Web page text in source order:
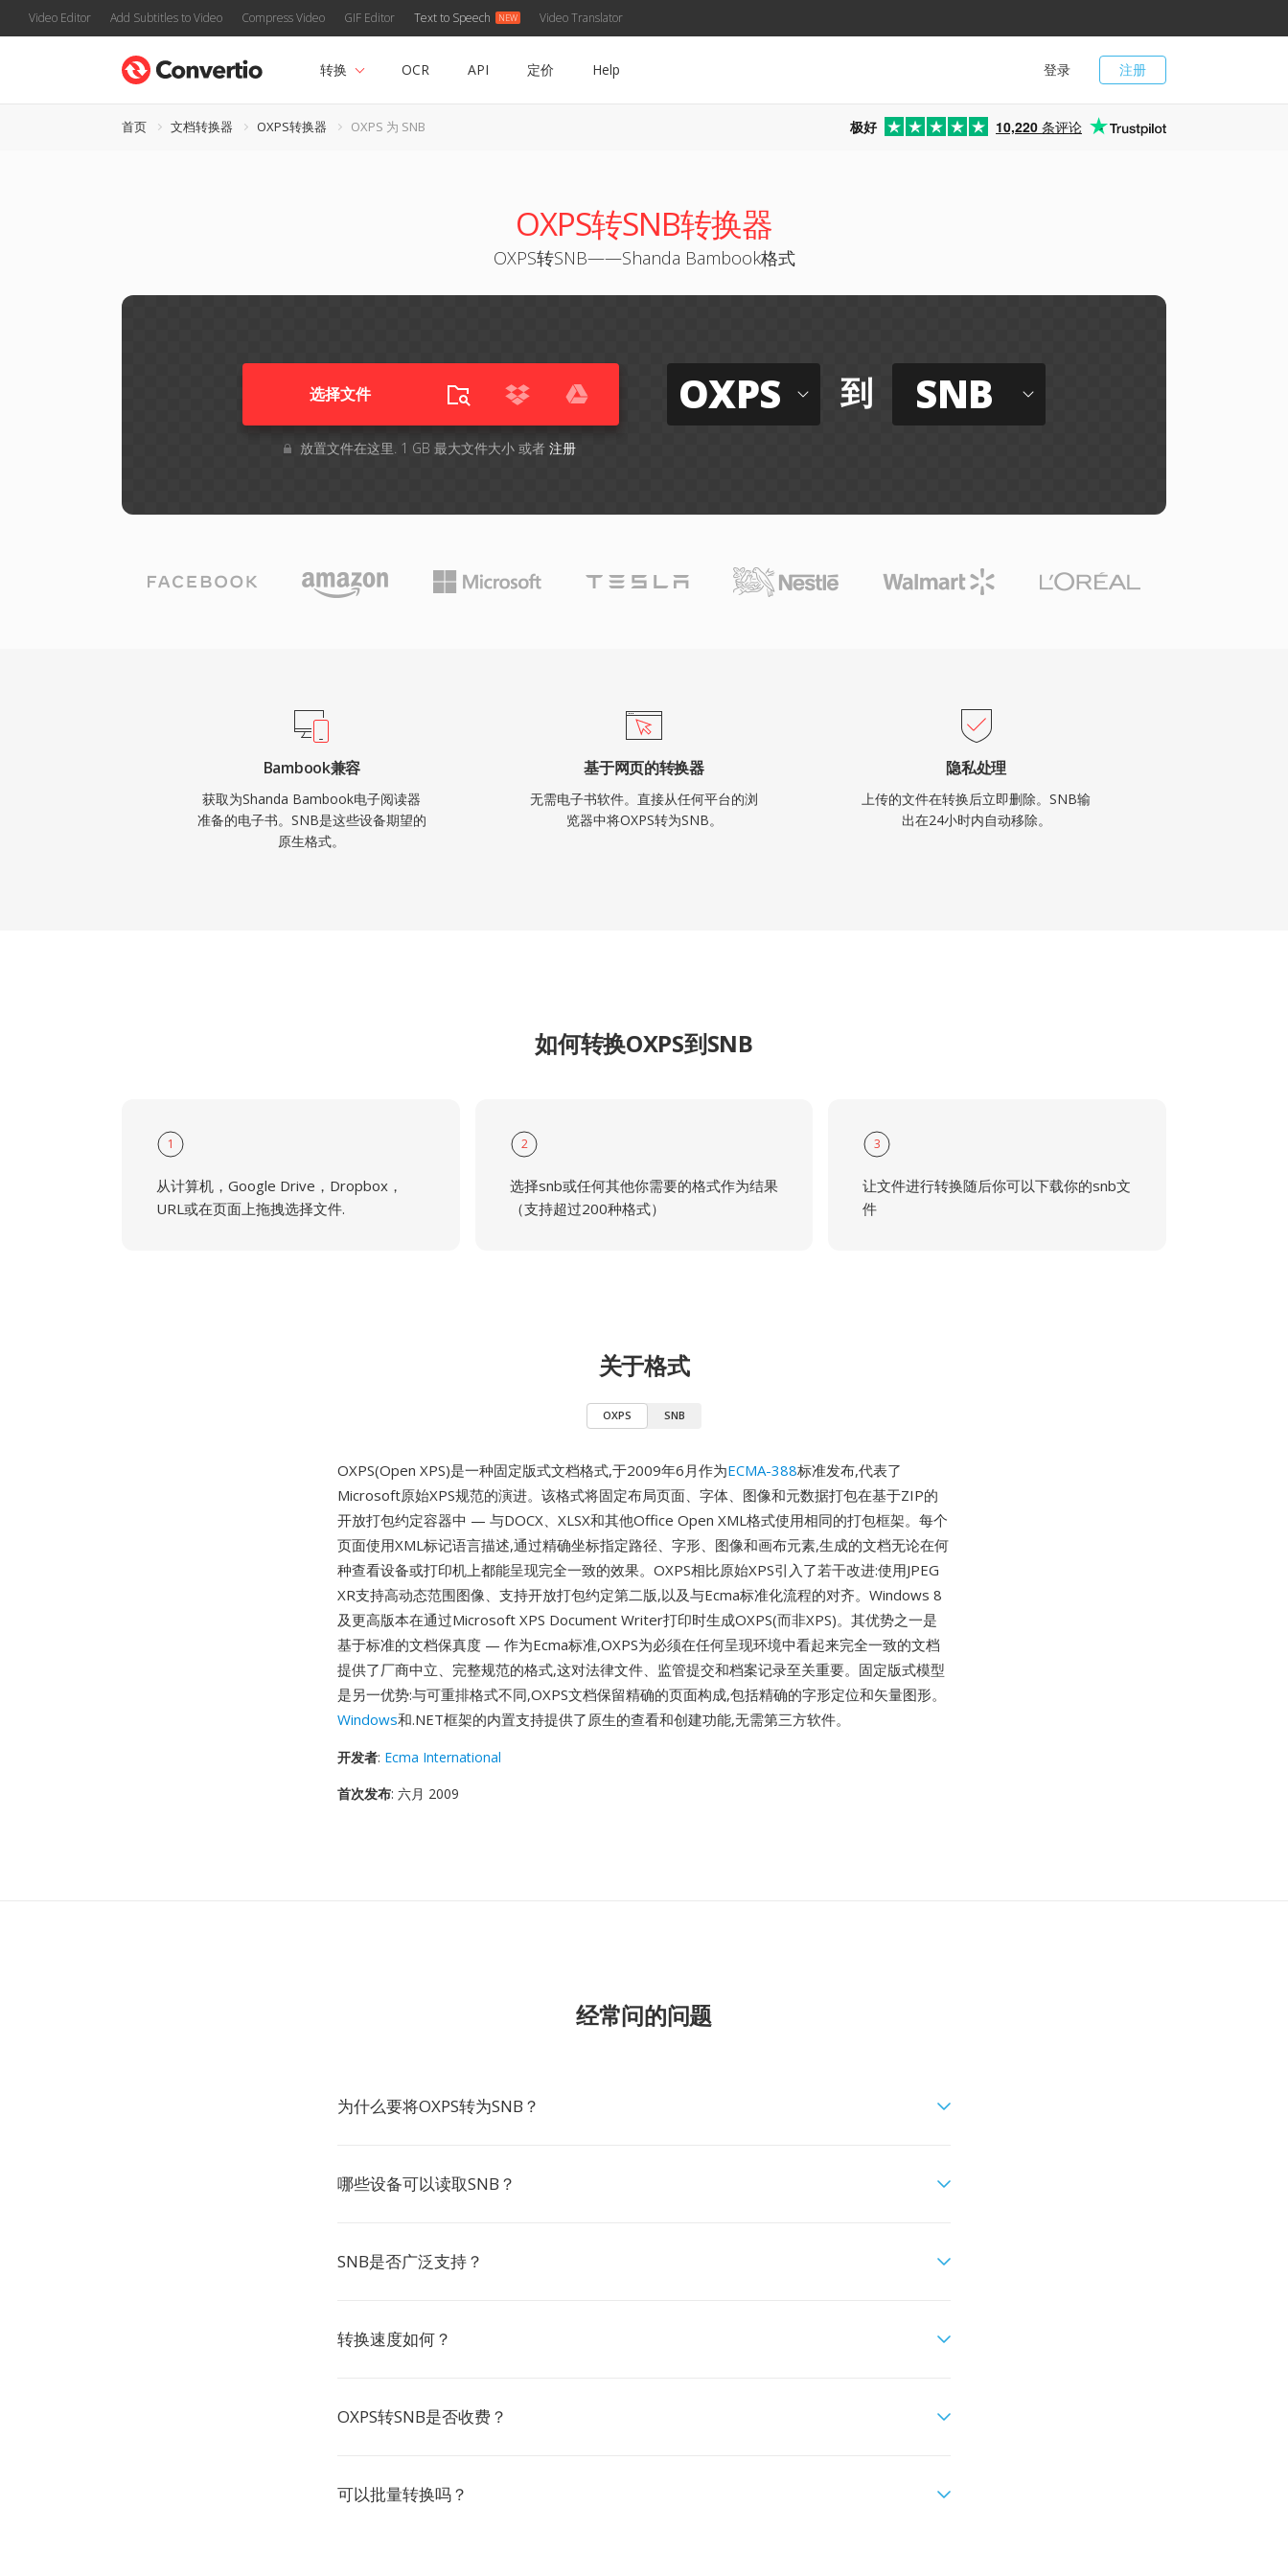
Video Editor Add Subtitles to Video Compress Video GIF Editor Text to Speech Video Translator
注册
登录
转换 OCR API 定价 Help
首页 文档转换器 OXPS转换器 OXPS 为 SNB 极好 10,220 条评论
OXPS转SNB转换器
OXPS转SNB——Shanda Bambook格式
选择文件
放置文件在这里. 1 GB 最大文件大小 或者 注册
OXPS 到 SNB
Bambook兼容
获取为Shanda Bambook电子阅读器
准备的电子书。SNB是这些设备期望的
原生格式。
基于网页的转换器
无需电子书软件。直接从任何平台的浏
览器中将OXPS转为SNB。
隐私处理
上传的文件在转换后立即删除。SNB输
出在24小时内自动移除。
如何转换OXPS到SNB
1
从计算机，Google Drive，Dropbox，
URL或在页面上拖拽选择文件.
2
选择snb或任何其他你需要的格式作为结果
（支持超过200种格式）
3
让文件进行转换随后你可以下载你的snb文
件
关于格式
OXPS SNB
OXPS(Open XPS)是一种固定版式文档格式,于2009年6月作为ECMA-388标准发布,代表了
Microsoft原始XPS规范的演进。该格式将固定布局页面、字体、图像和元数据打包在基于ZIP的
开放打包约定容器中 — 与DOCX、XLSX和其他Office Open XML格式使用相同的打包框架。每个
页面使用XML标记语言描述,通过精确坐标指定路径、字形、图像和画布元素,生成的文档无论在何
种查看设备或打印机上都能呈现完全一致的效果。OXPS相比原始XPS引入了若干改进:使用JPEG
XR支持高动态范围图像、支持开放打包约定第二版,以及与Ecma标准化流程的对齐。Windows 8
及更高版本在通过Microsoft XPS Document Writer打印时生成OXPS(而非XPS)。其优势之一是
基于标准的文档保真度 — 作为Ecma标准,OXPS为必须在任何呈现环境中看起来完全一致的文档
提供了厂商中立、完整规范的格式,这对法律文件、监管提交和档案记录至关重要。固定版式模型
是另一优势:与可重排格式不同,OXPS文档保留精确的页面构成,包括精确的字形定位和矢量图形。
Windows和.NET框架的内置支持提供了原生的查看和创建功能,无需第三方软件。
开发者: Ecma International
首次发布: 六月 2009
经常问的问题
为什么要将OXPS转为SNB？
哪些设备可以读取SNB？
SNB是否广泛支持？
转换速度如何？
OXPS转SNB是否收费？
可以批量转换吗？